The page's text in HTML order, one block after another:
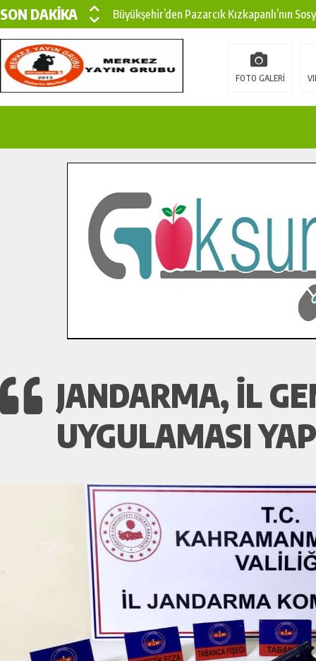
SON DAKİKA
Büyükşehir’den Pazarcık Kızkapanlı’nın
Büyükşehir’den Pazarcık Kırsalına Modern
Çin’den KSÜ’ye Uluslararası Başarı:
İlçe Jandarma Komutanı Karakaya’dan
Bertiz’in Yeni Köprüsünde Sona Doğru.
FOTO GALERİ
JANDARMA, İL
UYGULAMASI